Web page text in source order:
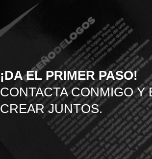
¡DA EL PRIMER PASO!
CONTACTA CONMIGO Y
CREAR JUNTOS.